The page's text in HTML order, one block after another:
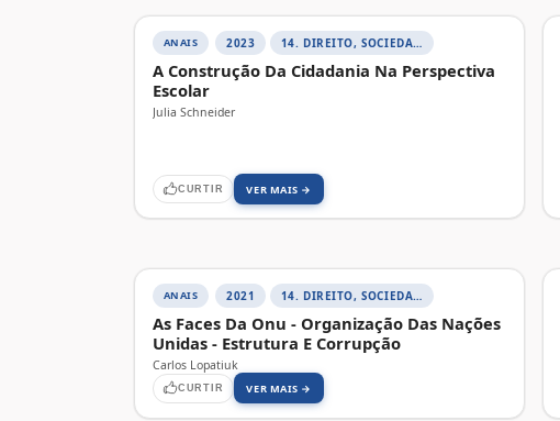
ANAIS 2023 14. DIREITO, SOCIEDADE E CONTEMPORANEIDADE
A Construção Da Cidadania Na Perspectiva
Escolar
Julia Schneider
CURTIR VER MAIS →
ANAIS 2021 14. DIREITO, SOCIEDADE E CONTEMPORANEIDADE
As Faces Da Onu - Organização Das Nações
Unidas - Estrutura E Corrupção
Carlos Lopatiuk
CURTIR VER MAIS →